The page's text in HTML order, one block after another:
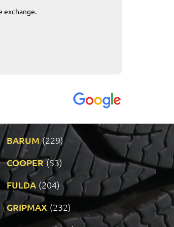
exchange.
BARUM (229)
COOPER (53)
FULDA (204)
GRIPMAX (232)